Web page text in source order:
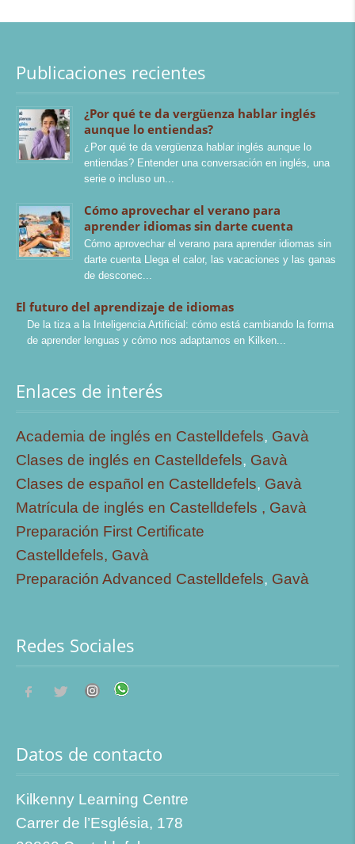
Publicaciones recientes
¿Por qué te da vergüenza hablar inglés
aunque lo entiendas?
¿Por qué te da vergüenza hablar inglés aunque lo
entiendas? Entender una conversación en inglés, una
serie o incluso un
Cómo aprovechar el verano para
aprender idiomas sin darte cuenta
Cómo aprovechar el verano para aprender idiomas sin
darte cuenta Llega el calor, las vacaciones y las ganas
de desconec
El futuro del aprendizaje de idiomas
De la tiza a la Inteligencia Artificial: cómo está cambiando la forma
de aprender lenguas y cómo nos adaptamos en Kilken
Enlaces de interés
Academia de inglés en Castelldefels, Gavà
Clases de inglés en Castelldefels, Gavà
Clases de español en Castelldefels, Gavà
Matrícula de inglés en Castelldefels , Gavà
Preparación First Certificate
Castelldefels, Gavà
Preparación Advanced Castelldefels, Gavà
Redes Sociales
Datos de contacto
Kilkenny Learning Centre
Carrer de l’Església, 178